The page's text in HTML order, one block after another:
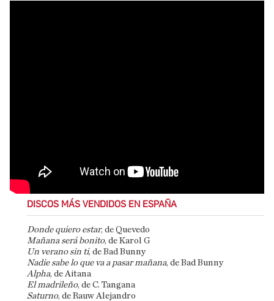
DISCOS MÁS VENDIDOS EN ESPAÑA
Donde quiero estar, de Quevedo
Mañana será bonito, de Karol G
Un verano sin ti, de Bad Bunny
Nadie sabe lo que va a pasar mañana, de Bad Bunny
Alpha, de Aitana
El madrileño, de C. Tangana
Saturno, de Rauw Alejandro